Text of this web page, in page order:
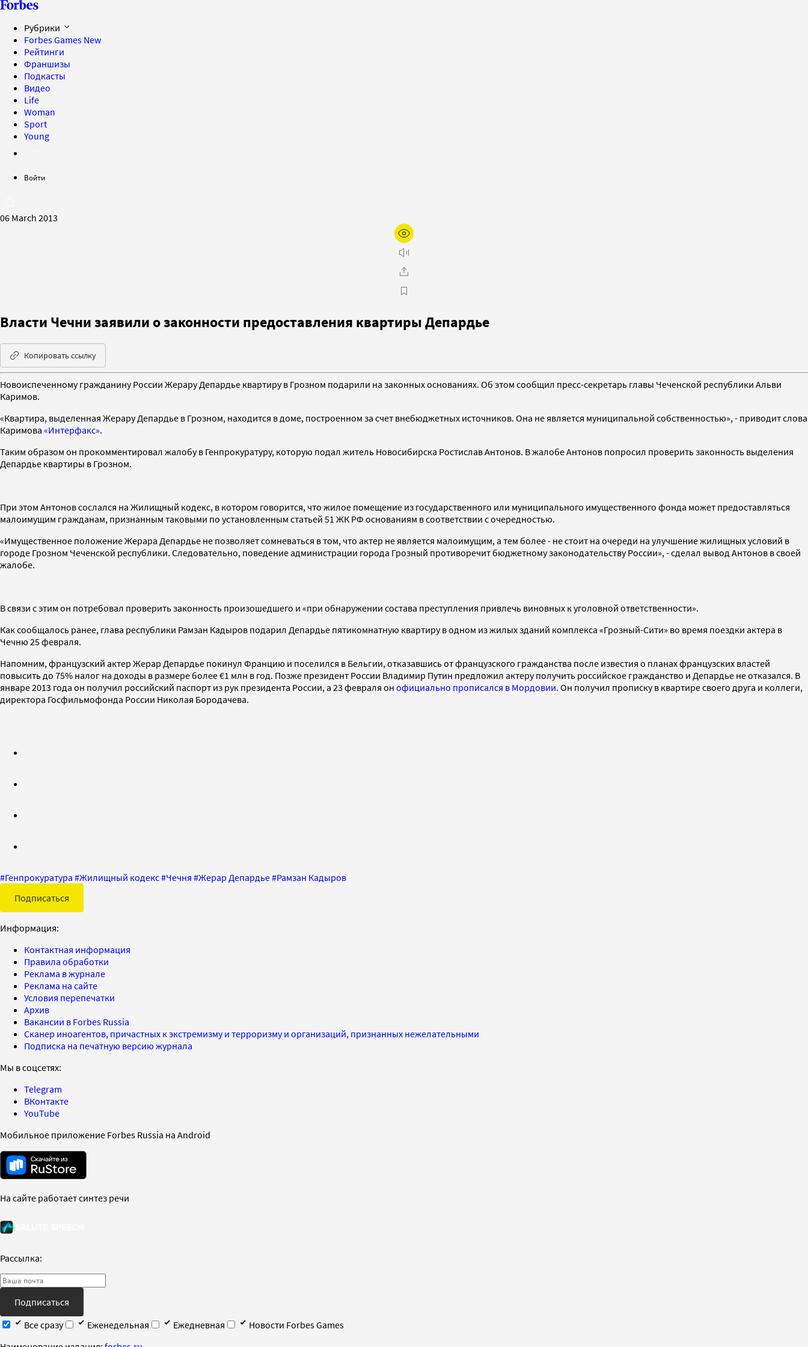
Рубрики
Forbes Games New
Рейтинги
Франшизы
Подкасты
Видео
Life
Woman
Sport
Young
Войти
06 March 2013
Власти Чечни заявили о законности предоставления квартиры Депардье
Копировать ссылку
Новоиспеченному гражданину России Жерару Депардье квартиру в Грозном подарили на законных основаниях. Об этом сообщил пресс-секретарь главы Чеченской республики Альви
Каримов.
«Квартира, выделенная Жерару Депардье в Грозном, находится в доме, построенном за счет внебюджетных источников. Она не является муниципальной собственностью», - приводит слова
Каримова «Интерфакс».
Таким образом он прокомментировал жалобу в Генпрокуратуру, которую подал житель Новосибирска Ростислав Антонов. В жалобе Антонов попросил проверить законность выделения
Депардье квартиры в Грозном.
При этом Антонов сослался на Жилищный кодекс, в котором говорится, что жилое помещение из государственного или муниципального имущественного фонда может предоставляться
малоимущим гражданам, признанным таковыми по установленным статьей 51 ЖК РФ основаниям в соответствии с очередностью.
«Имущественное положение Жерара Депардье не позволяет сомневаться в том, что актер не является малоимущим, а тем более - не стоит на очереди на улучшение жилищных условий в
городе Грозном Чеченской республики. Следовательно, поведение администрации города Грозный противоречит бюджетному законодательству России», - сделал вывод Антонов в своей
жалобе.
В связи с этим он потребовал проверить законность произошедшего и «при обнаружении состава преступления привлечь виновных к уголовной ответственности».
Как сообщалось ранее, глава республики Рамзан Кадыров подарил Депардье пятикомнатную квартиру в одном из жилых зданий комплекса «Грозный-Сити» во время поездки актера в
Чечню 25 февраля.
Напомним, французский актер Жерар Депардье покинул Францию и поселился в Бельгии, отказавшись от французского гражданства после известия о планах французских властей
повысить до 75% налог на доходы в размере более €1 млн в год. Позже президент России Владимир Путин предложил актеру получить российское гражданство и Депардье не отказался. В
январе 2013 года он получил российский паспорт из рук президента России, а 23 февраля он официально прописался в Мордовии. Он получил прописку в квартире своего друга и коллеги,
директора Госфильмофонда России Николая Бородачева.
#Генпрокуратура #Жилищный кодекс#Чечня #Жерар Депардье#Рамзан Кадыров
Подписаться
Информация:
Контактная информация
Правила обработки
Реклама в журнале
Реклама на сайте
Условия перепечатки
Архив
Вакансии в Forbes Russia
Сканер иноагентов, причастных к экстремизму и терроризму и организаций, признанных нежелательными
Подписка на печатную версию журнала
Мы в соцсетях:
Telegram
ВКонтакте
YouTube
Мобильное приложение Forbes Russia на Android
На сайте работает синтез речи
Рассылка:
Подписаться
Все сразу
Еженедельная Ежедневная
Новости Forbes Games